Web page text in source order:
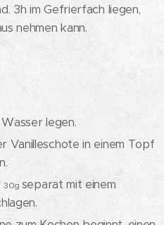
3h im Gefrierfach liegen,
nehmen kann.
legen.
Vanilleschote in einem Topf
30g separat mit einem